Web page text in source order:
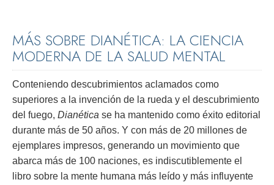
MÁS SOBRE DIANÉTICA: LA CIENCIA
MODERNA DE LA SALUD MENTAL
Conteniendo descubrimientos aclamados como
superiores a la invención de la rueda y el descubrimiento
del fuego, Dianética se ha mantenido como éxito editorial
durante más de 50 años. Y con más de 20 millones de
ejemplares impresos, generando un movimiento que
abarca más de 100 naciones, es indiscutiblemente el
libro sobre la mente humana más leído y más influyente